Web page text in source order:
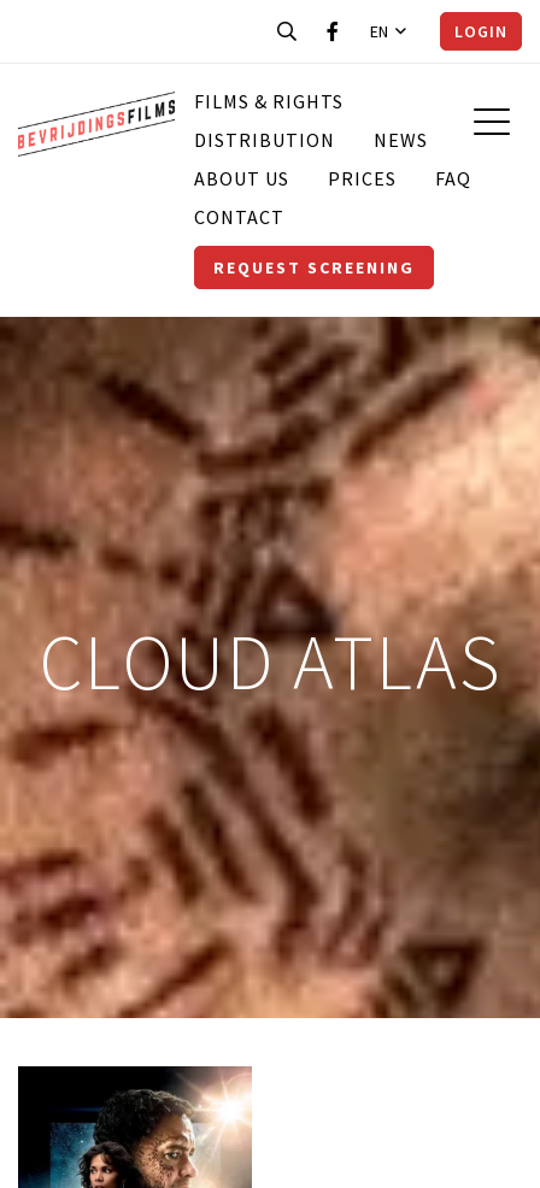
EN LOGIN
FILMS & RIGHTS
DISTRIBUTION
NEWS
ABOUT US
PRICES
FAQ
CONTACT
REQUEST SCREENING
CLOUD ATLAS